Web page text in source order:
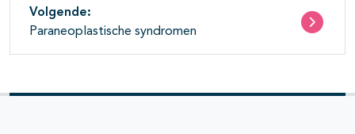
Volgende:
Paraneoplastische syndromen